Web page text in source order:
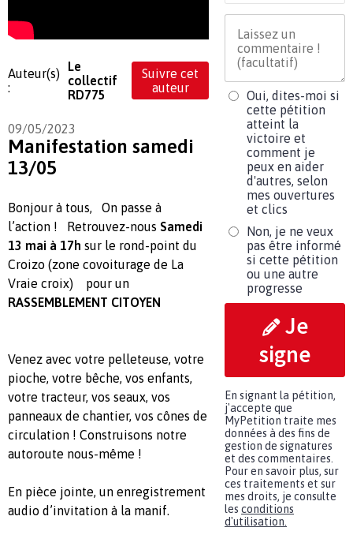
Auteur(s)
:
Le
collectif
RD775
Suivre cet
auteur
09/05/2023
Manifestation samedi
13/05
Bonjour à tous, On passe à
l’action ! Retrouvez-nous Samedi
13 mai à 17h sur le rond-point du
Croizo (zone covoiturage de La
Vraie croix) pour un
RASSEMBLEMENT CITOYEN
Venez avec votre pelleteuse, votre
pioche, votre bêche, vos enfants,
votre tracteur, vos seaux, vos
panneaux de chantier, vos cônes de
circulation ! Construisons notre
autoroute nous-même !
En pièce jointe, un enregistrement
audio d’invitation à la manif.
Oui, dites-moi si
cette pétition
atteint la
victoire et
comment je
peux en aider
d'autres, selon
mes ouvertures
et clics
Non, je ne veux
pas être informé
si cette pétition
ou une autre
progresse
Je
signe
En signant la pétition,
j'accepte que
MyPetition traite mes
données à des fins de
gestion de signatures
et des commentaires.
Pour en savoir plus, sur
ces traitements et sur
mes droits, je consulte
les conditions
d'utilisation.